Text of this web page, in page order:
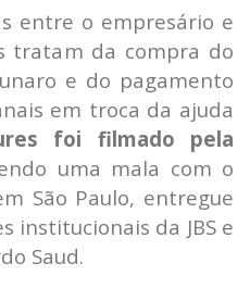
entre o empresário e
tratam da compra do
e do pagamento
em troca da ajuda
foi filmado pela
uma mala com o
São Paulo, entregue
institucionais da JBS e
Saud.